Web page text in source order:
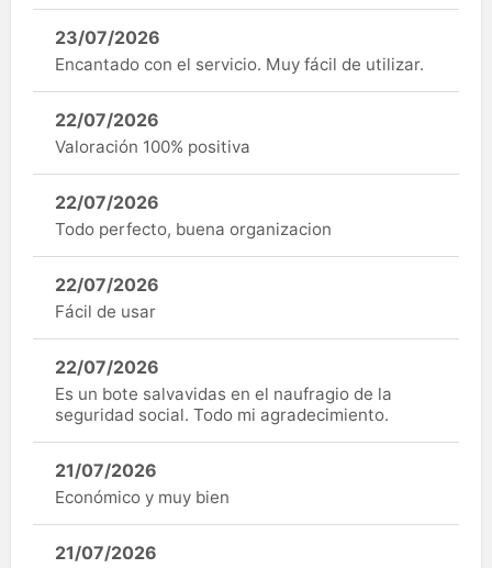
23/07/2026
Encantado con el servicio. Muy fácil de utilizar.
22/07/2026
Valoración 100% positiva
22/07/2026
Todo perfecto, buena organizacion
22/07/2026
Fácil de usar
22/07/2026
Es un bote salvavidas en el naufragio de la
seguridad social. Todo mi agradecimiento.
21/07/2026
Económico y muy bien
21/07/2026